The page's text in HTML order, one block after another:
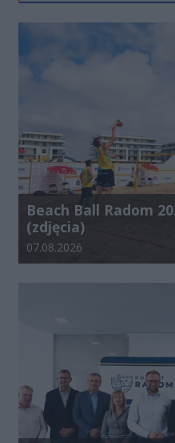
Beach Ball Radom
(zdjęcia)
Data dodania galerii:
07.08.2026